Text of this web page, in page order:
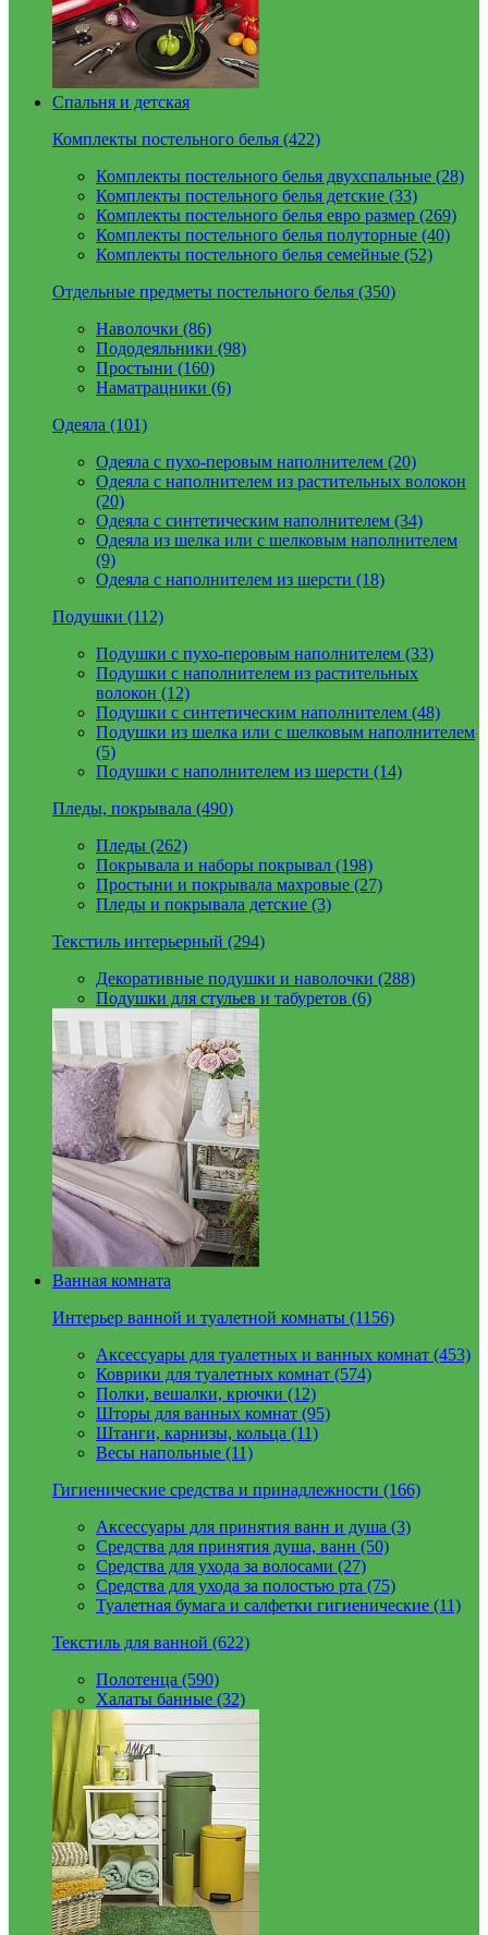
Спальня и детская
Комплекты постельного белья (422)
Комплекты постельного белья двухспальные (28)
Комплекты постельного белья детские (33)
Комплекты постельного белья евро размер (269)
Комплекты постельного белья полуторные (40)
Комплекты постельного белья семейные (52)
Отдельные предметы постельного белья (350)
Наволочки (86)
Пододеяльники (98)
Простыни (160)
Наматрацники (6)
Одеяла (101)
Одеяла с пухо-перовым наполнителем (20)
Одеяла с наполнителем из растительных волокон
(20)
Одеяла с синтетическим наполнителем (34)
Одеяла из шелка или с шелковым наполнителем
(9)
Одеяла с наполнителем из шерсти (18)
Подушки (112)
Подушки с пухо-перовым наполнителем (33)
Подушки с наполнителем из растительных
волокон (12)
Подушки с синтетическим наполнителем (48)
Подушки из шелка или с шелковым наполнителем
(5)
Подушки с наполнителем из шерсти (14)
Пледы, покрывала (490)
Пледы (262)
Покрывала и наборы покрывал (198)
Простыни и покрывала махровые (27)
Пледы и покрывала детские (3)
Текстиль интерьерный (294)
Декоративные подушки и наволочки (288)
Подушки для стульев и табуретов (6)
Ванная комната
Интерьер ванной и туалетной комнаты (1156)
Аксессуары для туалетных и ванных комнат (453)
Коврики для туалетных комнат (574)
Полки, вешалки, крючки (12)
Шторы для ванных комнат (95)
Штанги, карнизы, кольца (11)
Весы напольные (11)
Гигиенические средства и принадлежности (166)
Аксессуары для принятия ванн и душа (3)
Средства для принятия душа, ванн (50)
Средства для ухода за волосами (27)
Средства для ухода за полостью рта (75)
Туалетная бумага и салфетки гигиенические (11)
Текстиль для ванной (622)
Полотенца (590)
Халаты банные (32)